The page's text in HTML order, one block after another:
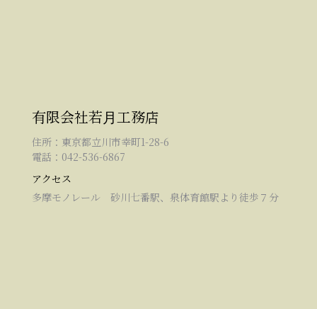
有限会社若月工務店
住所：東京都立川市幸町1-28-6
電話：042-536-6867
アクセス
多摩モノレール 砂川七番駅、泉体育館駅より徒歩７分